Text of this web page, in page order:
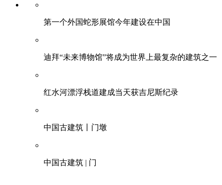
第一个外国蛇形展馆今年建设在中国
迪拜“未来博物馆”将成为世界上最复杂的建筑之一
红水河漂浮栈道建成当天获吉尼斯纪录
中国古建筑丨门墩
中国古建筑 | 门